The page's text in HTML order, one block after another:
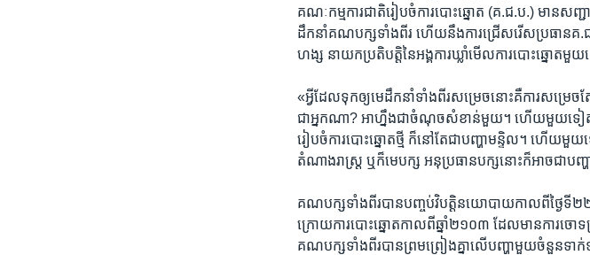
គណៈកម្មការ​ជាតិ​រៀបចំ​ការ​បោះ​ឆ្នោត​ (គ.ជ.ប.) ​មាន​ស
ដឹកនាំ​គណបក្ស​ទាំង​ពីរ ​ហើយ​នឹង​ការ​ជ្រើស​រើស​ប្រធាន​គ.
ហង្ស ​នាយក​ប្រតិបត្តិ​នៃ​អង្គការ​ឃ្លាំ​មើល​ការបោះ​ឆ្នោត​មួ
«អ្វី​ដែល​ទុក​ឲ្យ​មេ​ដឹកនាំ​ទាំងពីរ​សម្រេច​នោះ​គឺ​ការ​សម្រេច​ត
ជា​អ្នក​ណា?​ អា​ហ្នឹង​ជា​ចំណុច​សំខាន់​មួយ។​ ហើយ​មួយទៀត​
រៀបចំ​ការ​បោះឆ្នោត​ថ្មី​ ក៏​នៅ​តែ​ជា​បញ្ហា​មន្ទិល។​ ហើយ​
តំណាងរាស្ត្រ ​ឬ​ក៏​មេបក្ស ​អនុប្រធាន​បក្ស​នោះ​ក៏អាច​ជា​បញ្ហា​
គណបក្ស​ទាំង​ពីរ​បាន​បញ្ចប់​វិបត្តិ​នយោបាយ​កាលពី​ថ្ងៃ​ទី​២២​
ក្រោយ​ការ​បោះឆ្នោត​កាល​ពី​ឆ្នាំ​២១០៣ ​ដែល​មាន​ការ​ចោទ​ប្
គណបក្ស​ទាំង​ពីរ​បាន​ព្រមព្រៀង​គ្នា​លើ​បញ្ហា​មួយ​ចំនួន​ទាក់